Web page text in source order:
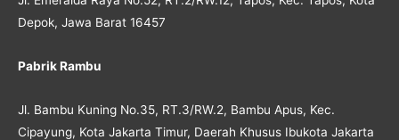
Depok, Jawa Barat 16457
Pabrik Rambu
Jl. Bambu Kuning No.35, RT.3/RW.2, Bambu Apus, Kec.
Cipayung, Kota Jakarta Timur, Daerah Khusus Ibukota Jakarta